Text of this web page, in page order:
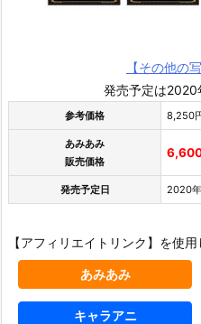
【その他の
発売予定は2020
参考価格 8,250
あみあみ
販売価格
発売予定日 2020
【アフィリエイトリンク】を使
あみあみ
キャラアニ